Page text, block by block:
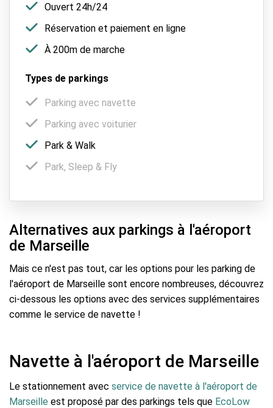
Ouvert 24h/24
Réservation et paiement en ligne
À 200m de marche
Types de parkings
Parking avec navette
Parking avec voiturier
Park & Walk
Park, Sleep & Fly
Alternatives aux parkings à l'aéroport
de Marseille
Mais ce n'est pas tout, car les options pour les parking de
l'aéroport de Marseille sont encore nombreuses, découvrez
ci-dessous les options avec des services supplémentaires
comme le service de navette !
Navette à l'aéroport de Marseille
Le stationnement avec service de navette à l'aéroport de
Marseille est proposé par des parkings tels que EcoLow